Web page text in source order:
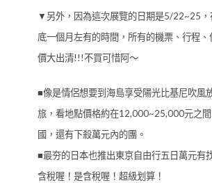
▼另外，因為這次展覽的日期是5/22~25，
底一個月左有的時間，所有的機票、行程
價大出清!!!不買可惜阿～
■像是情侶想要到海島享受陽光比基尼吹風
旅，看地點價格約在12,000~25,000元之
國，還有下殺萬元內的團。
■最夯的日本也推出東京自由行五日萬元有
含稅喔！是含稅喔！超級划算！